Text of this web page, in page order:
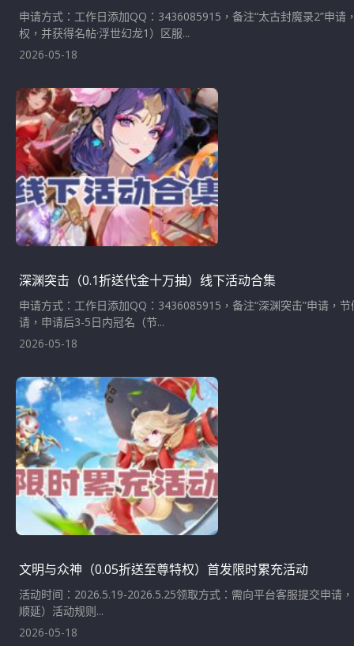
申请方式：工作日添加QQ：3436085915，备注“太古封魔录2”申
权，并获得名帖·浮世幻龙1）区服...
2026-05-18
深渊突击（0.1折送代金十万抽）线下活动合集
申请方式：工作日添加QQ：3436085915，备注“深渊突击”申请，
请，申请后3-5日内冠名（节...
2026-05-18
文明与众神（0.05折送至尊特权）首发限时累充活动
活动时间：2026.5.19-2026.5.25领取方式：需向平台客服提交申请
顺延）活动规则...
2026-05-18